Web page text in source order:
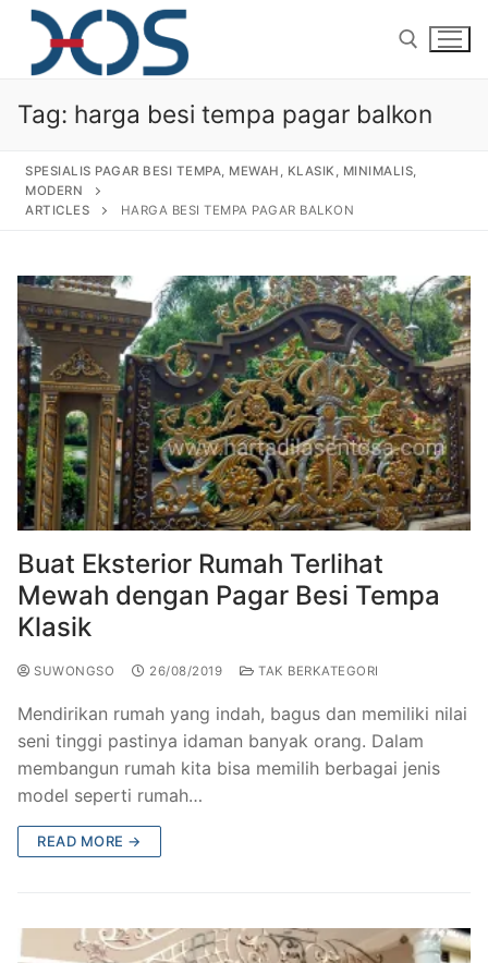
About Us
Products
Pagar Besi Tempa Klasik
Railing Tangga Besi Tempa
Railing Balkon Besi Tempa Klasik
Kursi Taman Besi Tempa
Ornamen Besi Tempa Murah Jakarta
Ranjang Besi Tempa Klasik
Pengecoran Logam Jakarta
Alat Fitness Outdoor Murah
Gallery
Gallery Gambar Pagar Besi Tempa Mewah
Gallery Kursi Taman & Kursi Teras Besi Tempa
Gallery Railing Tangga Besi Tempa Klasik Mewah
Gallery Ranjang Besi Tempa Antik Mewah
Articles
Projects
Contact Us
Tag: harga besi tempa pagar balkon
SPESIALIS PAGAR BESI TEMPA, MEWAH, KLASIK, MINIMALIS,
MODERN
ARTICLES
HARGA BESI TEMPA PAGAR BALKON
Buat Eksterior Rumah Terlihat
Mewah dengan Pagar Besi Tempa
Klasik
SUWONGSO 26/08/2019 TAK BERKATEGORI
Mendirikan rumah yang indah, bagus dan memiliki nilai
seni tinggi pastinya idaman banyak orang. Dalam
membangun rumah kita bisa memilih berbagai jenis
model seperti rumah…
READ MORE →